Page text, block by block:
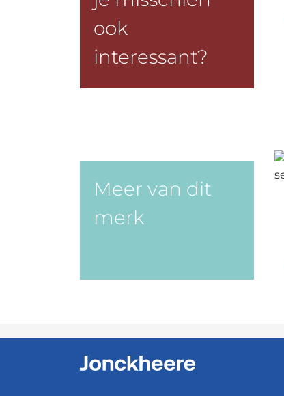
ook
interessant?
Meer van dit
merk